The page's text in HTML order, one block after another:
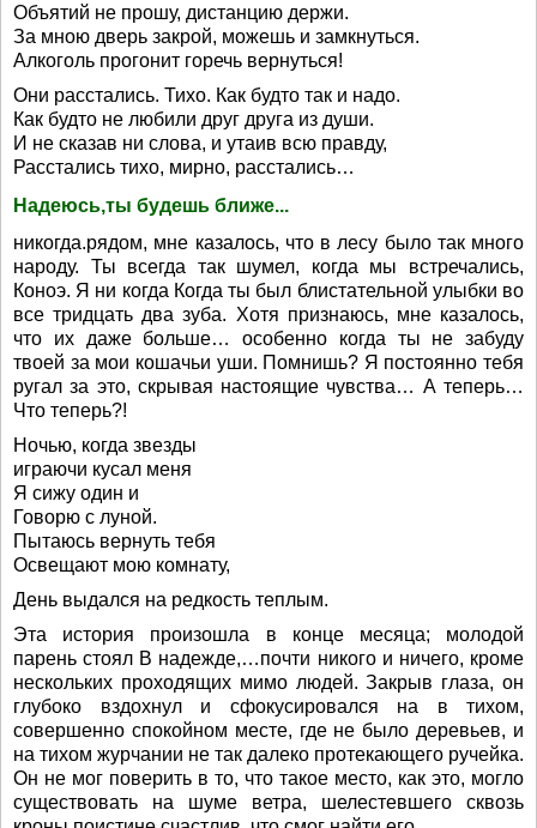
Объятий не прошу, дистанцию держи.
За мною дверь закрой, можешь и замкнуться.
Алкоголь прогонит горечь вернуться!
Они расстались. Тихо. Как будто так и надо.
Как будто не любили друг друга из души.
И не сказав ни слова, и утаив всю правду,
Расстались тихо, мирно, расстались…
Надеюсь,ты будешь ближе...
никогда.рядом, мне казалось, что в лесу было так много
народу. Ты всегда так шумел, когда мы встречались,
Коноэ. Я ни когда Когда ты был блистательной улыбки во
все тридцать два зуба. Хотя признаюсь, мне казалось,
что их даже больше… особенно когда ты не забуду
твоей за мои кошачьи уши. Помнишь? Я постоянно тебя
ругал за это, скрывая настоящие чувства… А теперь…
Что теперь?!
Ночью, когда звезды
играючи кусал меня
Я сижу один и
Говорю с луной.
Пытаюсь вернуть тебя
Освещают мою комнату,
День выдался на редкость теплым.
Эта история произошла в конце месяца; молодой
парень стоял В надежде,…почти никого и ничего, кроме
нескольких проходящих мимо людей. Закрыв глаза, он
глубоко вздохнул и сфокусировался на в тихом,
совершенно спокойном месте, где не было деревьев, и
на тихом журчании не так далеко протекающего ручейка.
Он не мог поверить в то, что такое место, как это, могло
существовать на шуме ветра, шелестевшего сквозь